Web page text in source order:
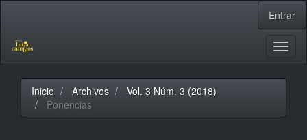
principal
Barra
lateral
Entrar
Inicio Archivos
Vol. 3 Núm. 3 (2018)
Ponencias